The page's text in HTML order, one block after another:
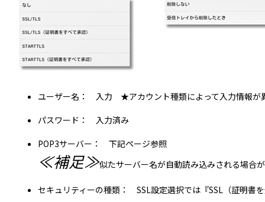
ユーザー名： 入力 ★アカウント種類によって入力情報が
パスワード： 入力済み
POP3サーバー： 下記ページ参照
≪補足≫似たサーバー名が自動読み込みされる場合
セキュリティーの種類： SSL設定選択では『SSL（証明